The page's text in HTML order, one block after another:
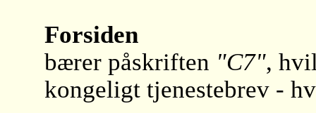
Forsiden
bærer påskriften "C7",
kongeligt tjenestebrev -